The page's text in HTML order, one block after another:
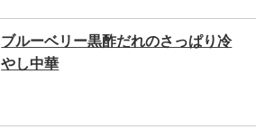
ブルーベリー黒酢だれのさっぱり冷
やし中華